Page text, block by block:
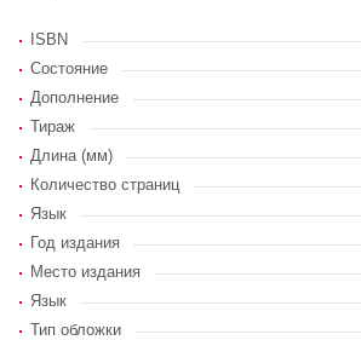
ISBN
Состояние
Дополнение
Тираж
Длина (мм)
Количество страниц
Язык
Год издания
Место издания
Язык
Тип обложки